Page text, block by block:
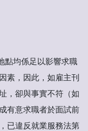
均係足以影響求職
素，因此，如雇主刊
，卻與事實不符（如
有意求職者於面試前
已違反就業服務法第